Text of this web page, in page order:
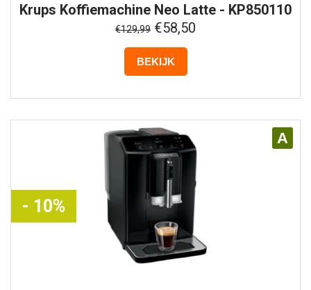
Krups Koffiemachine Neo Latte - KP850110
- Wit
€129,99 €58,50
BEKIJK
A
- 10%